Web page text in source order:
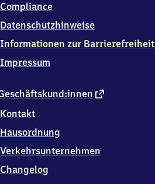
8
2
Landau
externer
Kontakt
Hausordnung
Verkehrsunternehmen
Changelog
Compliance
Datenschutzhinweise
Informationen zur Barrierefreiheit
Impressum